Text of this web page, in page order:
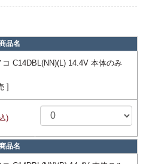
品名
C14DBL(NN)(L) 14.4V 本体のみ
]
)
品名